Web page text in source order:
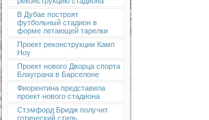
В Дубае построят
футбольный стадион в
форме летающей тарелки
Проект реконструкции Камп
Ноу
Проект нового Дворца спорта
Блауграна в Барселоне
Фиорентина представила
проект нового стадиона
Стэмфорд Бридж получит
готический стиль